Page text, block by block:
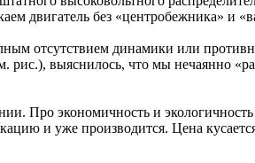
двигатель без «центробежника» и
отсутствием динамики или
выяснилось, что мы нечаянно
Про экономичность и
и уже производится. Цена